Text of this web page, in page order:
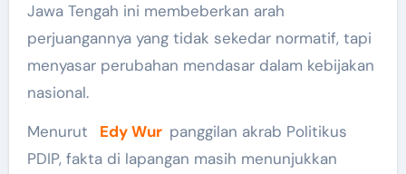
Jawa Tengah ini membeberkan arah
perjuangannya yang tidak sekedar normatif, tapi
menyasar perubahan mendasar dalam kebijakan
nasional.
Menurut
Edy Wur panggilan akrab Politikus
PDIP, fakta di lapangan masih menunjukkan